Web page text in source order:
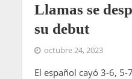
Llamas se
su debut
octubre 24, 2023
El español cayó 3-6,